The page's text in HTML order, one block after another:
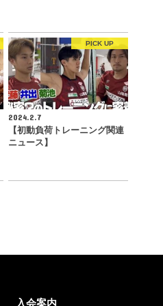
PICK UP
2024.2.7
【初動負荷トレーニング関連
ニュース】
入会案内